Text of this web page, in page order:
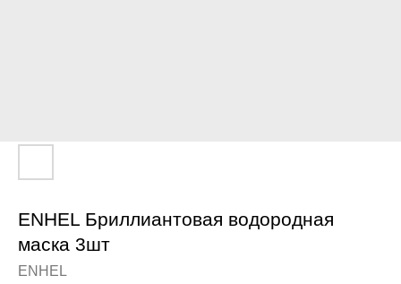
ENHEL Бриллиантовая водородная
маска 3шт
ENHEL